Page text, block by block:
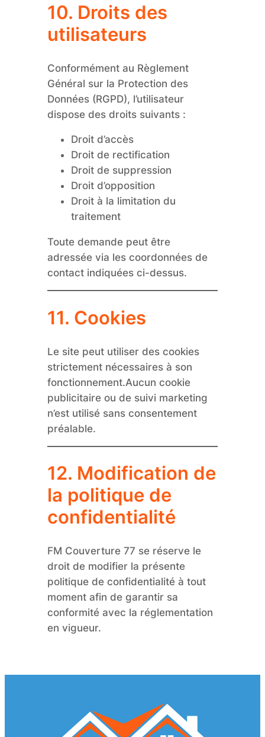
10. Droits des
utilisateurs
Conformément au Règlement
Général sur la Protection des
Données (RGPD), l’utilisateur
dispose des droits suivants :
Droit d’accès
Droit de rectification
Droit de suppression
Droit d’opposition
Droit à la limitation du
traitement
Toute demande peut être
adressée via les coordonnées de
contact indiquées ci-dessus.
11. Cookies
Le site peut utiliser des cookies
strictement nécessaires à son
fonctionnement.Aucun cookie
publicitaire ou de suivi marketing
n’est utilisé sans consentement
préalable.
12. Modification de
la politique de
confidentialité
FM Couverture 77 se réserve le
droit de modifier la présente
politique de confidentialité à tout
moment afin de garantir sa
conformité avec la réglementation
en vigueur.